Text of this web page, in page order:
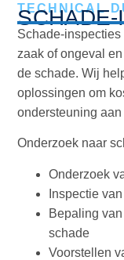
TECHNICAL
zaak of ongeval
de schade. Wij
oplossingen om
ondersteuning
Onderzoek naar
Onderzoek
Inspectie
Bepaling
schade
Voorstellen